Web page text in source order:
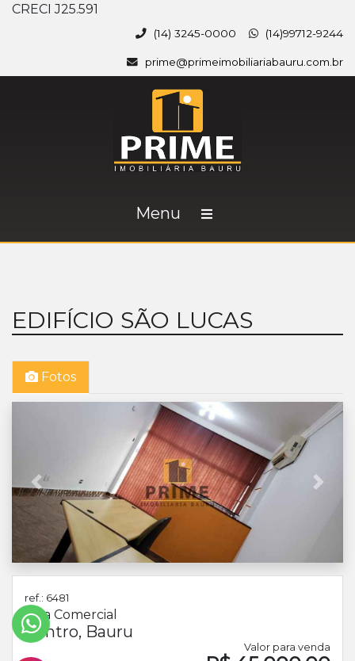
CRECI J25.591
(14) 3245-0000 (14)99712-9244
prime@primeimobiliariabauru.com.br
Menu
EDIFÍCIO SÃO LUCAS
Fotos
Anterior
ref.: 6481
Sala Comercial
Centro, Bauru
Valor para venda